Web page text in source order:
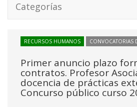
Categorías
RECURSOS HUMANOS CONVOCATORIAS
Primer anuncio plazo
contratos. Profesor
docencia de prácticas
Concurso público curso